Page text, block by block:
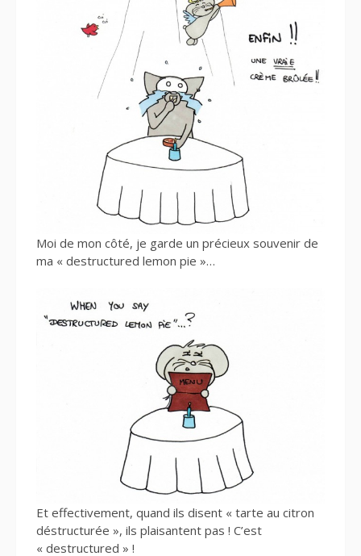
Moi de mon côté, je garde un précieux souvenir de
ma « destructured lemon pie »…
Et effectivement, quand ils disent « tarte au citron
déstructurée », ils plaisantent pas ! C’est
« destructured » !